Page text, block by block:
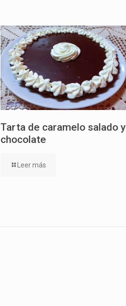
Tarta de caramelo salado y
chocolate
Leer más